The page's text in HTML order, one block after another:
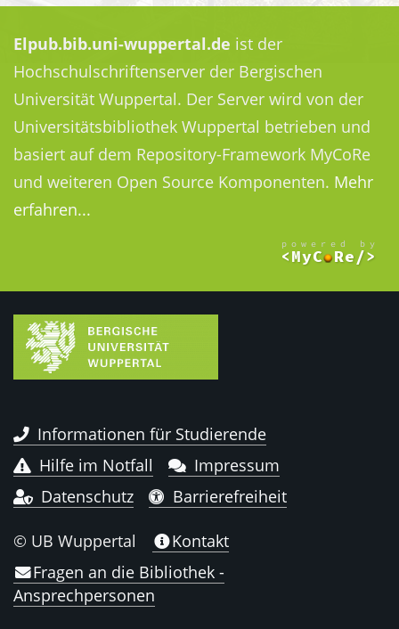
Elpub.bib.uni-wuppertal.de ist der
Hochschulschriftenserver der Bergischen
Universität Wuppertal. Der Server wird von der
Universitätsbibliothek Wuppertal betrieben und
basiert auf dem Repository-Framework MyCoRe
und weiteren Open Source Komponenten. Mehr
erfahren...
Informationen für Studierende
Hilfe im Notfall
Impressum
Datenschutz
Barrierefreiheit
© UB Wuppertal
Kontakt
Fragen an die Bibliothek -
Ansprechpersonen